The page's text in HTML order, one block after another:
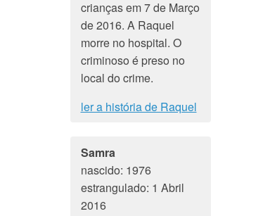
crianças em 7 de Março
de 2016. A Raquel
morre no hospital. O
criminoso é preso no
local do crime.
ler a história de Raquel
Samra
nascido: 1976
estrangulado: 1 Abril
2016